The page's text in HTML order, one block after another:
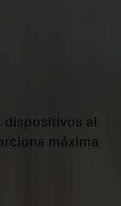
dispositivos al
máxima